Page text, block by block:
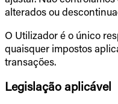
alterados ou
O Utilizador é o único
quaisquer impostos
transações.
Legislação aplicável